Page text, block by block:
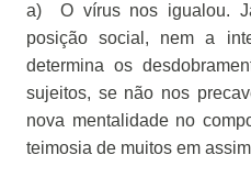
a)
O vírus nos igualou.
posição social, nem a
determina os
sujeitos, se não nos
nova mentalidade no
teimosia de muitos em